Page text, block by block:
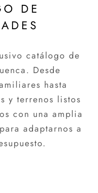
DE
catálogo de
Desde
hasta
y terrenos listos
con una amplia
adaptarnos a